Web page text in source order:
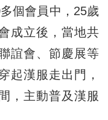
個會員中，25歲
成立後，當地共
誼會、節慶展等
起漢服走出門，
，主動普及漢服